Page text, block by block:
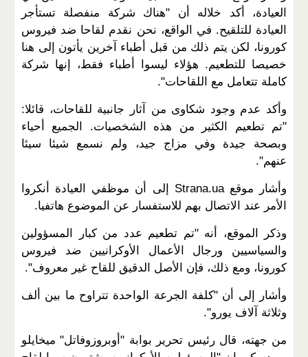
العيادة، أكد خلاله أن "هناك شركة منفصلة تستأجر
العيادة للتلقيح. في الواقع، نحن نقدم لقاحا ضد فيروس
كورونا، لكن يتم ذلك من قبل أطباء آخرين يأتون إلى هنا
خصيصا للتطعيم. هؤلاء ليسوا أطباء فقط، إنها شركة
كاملة تتعامل مع اللقاحات".
وأكد عدم وجود شكاوى من آثار جانبية للقاحات، قائلا:
"تم تطعيم الكثير من هذه الشخصيات. الجميع أحياء
وبصحة جيدة وفي مزاج جيد، ولم نسمع شيئا سيئا
عنهم".
وأشار موقع Strana.ua إلى أن موظفي العيادة أنكروا
الأمر عند الاتصال بهم للاستفسار عن الموضوع هاتفيا.
وذكر الموقع، أنه "تم تطعيم عدد من كبار المسؤولين
والسياسيين ورجال الأعمال الأوكرانيين ضد فيروس
كورونا، ومع ذلك، فإن الأصل الدقيق للقاح غير معروف".
وأشار إلى أن "كلفة الجرعة الواحدة تتراوح ما بين ألف
وثلاثة آلاف يورو".
من جهته، قال رئيس تحرير بوابة "أوبروزوفاتل" ميخايلو